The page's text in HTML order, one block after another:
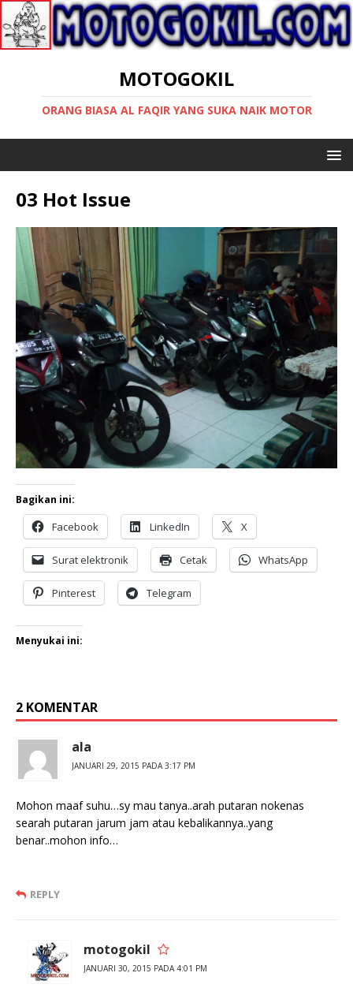
MOTOGOKIL
ORANG BIASA AL FAQIR YANG SUKA NAIK MOTOR
03 Hot Issue
Bagikan ini:
Facebook LinkedIn X
Surat elektronik Cetak WhatsApp
Pinterest Telegram
Menyukai ini:
2 KOMENTAR
ala
JANUARI 29, 2015 PADA 3:17 PM
Mohon maaf suhu…sy mau tanya..arah putaran nokenas
searah putaran jarum jam atau kebalikannya..yang
benar..mohon info…
REPLY
motogokil
JANUARI 30, 2015 PADA 4:01 PM